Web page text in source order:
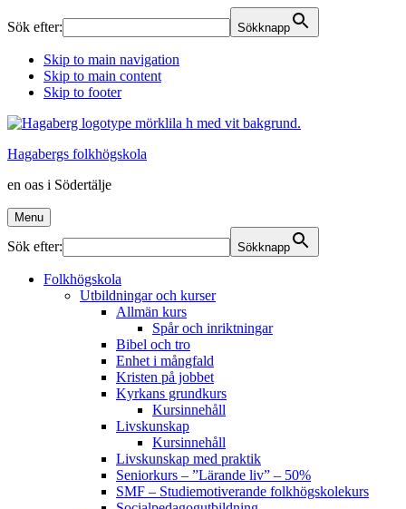
Sök efter: Sökknapp
Skip to main navigation
Skip to main content
Skip to footer
Hagabergs folkhögskola
en oas i Södertälje
Menu
Sök efter: Sökknapp
Folkhögskola
Utbildningar och kurser
Allmän kurs
Spår och inriktningar
Bibel och tro
Enhet i mångfald
Kristen på jobbet
Kyrkans grundkurs
Kursinnehåll
Livskunskap
Kursinnehåll
Livskunskap med praktik
Seniorkurs – ”Lärande liv” – 50%
SMF – Studiemotiverande folkhögskolekurs